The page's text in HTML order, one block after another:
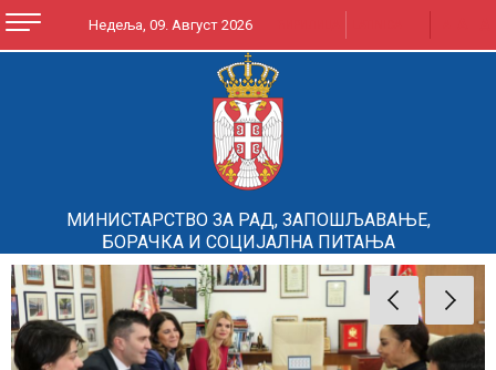
Недеља, 09. Август 2026
МИНИСТАРСТВО ЗА РАД, ЗАПОШЉАВАЊЕ,
БОРАЧКА И СОЦИЈАЛНА ПИТАЊА